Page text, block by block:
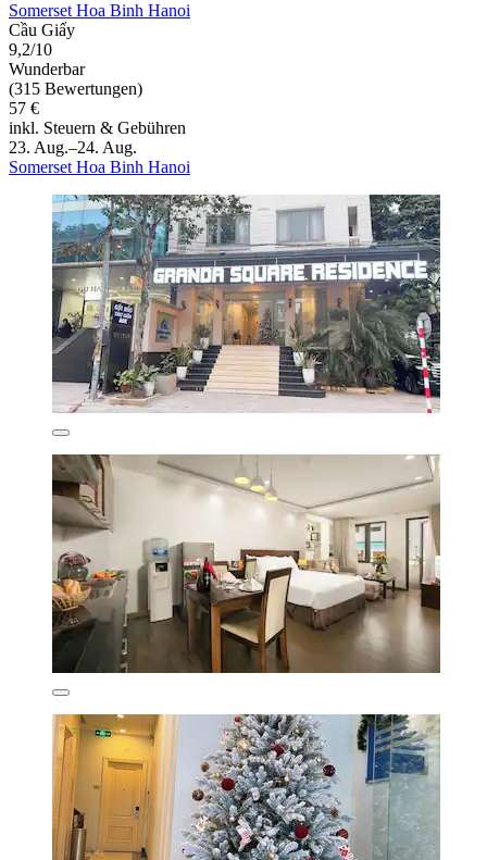
Somerset Hoa Binh Hanoi
Cầu Giấy
9,2/10
Wunderbar
(315 Bewertungen)
57 €
inkl. Steuern & Gebühren
23. Aug.–24. Aug.
Somerset Hoa Binh Hanoi